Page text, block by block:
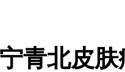
青北皮肤